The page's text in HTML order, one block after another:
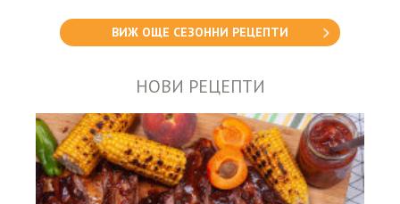
ВИЖ ОЩЕ СЕЗОННИ РЕЦЕПТИ
НОВИ РЕЦЕПТИ